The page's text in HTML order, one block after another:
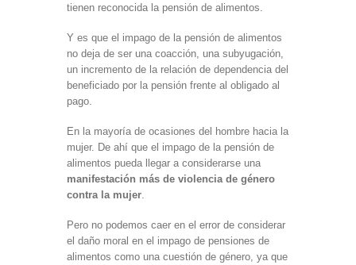
tienen reconocida la pensión de alimentos.
Y es que el impago de la pensión de alimentos
no deja de ser una coacción, una subyugación,
un incremento de la relación de dependencia del
beneficiado por la pensión frente al obligado al
pago.
En la mayoría de ocasiones del hombre hacia la
mujer. De ahí que el impago de la pensión de
alimentos pueda llegar a considerarse una
manifestación más de violencia de género
contra la mujer
Pero no podemos caer en el error de considerar
el daño moral en el impago de pensiones de
alimentos como una cuestión de género, ya que